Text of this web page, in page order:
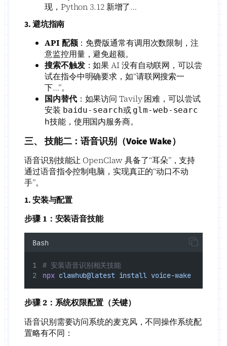
现，Python 3.12 新增了…
3. 避坑指南
API 配额：免费版通常有调用次数限制，注
意监控用量，避免超额。
搜索不触发：如果 AI 没有自动联网，可以尝
试在指令中明确要求，如“请联网搜索一
下…”。
国内替代：如果访问 Tavily 困难，可以尝试
安装 baidu-search或 glm-web-searc
h技能，使用国内服务商。
三、 技能二：语音识别（Voice Wake）
语音识别技能让 OpenClaw 具备了“耳朵”，支持
通过语音指令控制电脑，实现真正的“动口不动
手”。
1. 安装与配置
步骤 1：安装语音技能
Bash
# 安装语音识别相关技能
npx clawhub@latest install voice-wake
步骤 2：系统权限配置（关键）
语音识别需要访问系统的麦克风，不同操作系统配
置略有不同：